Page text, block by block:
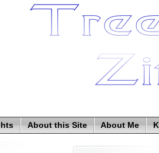
About this Site About Me